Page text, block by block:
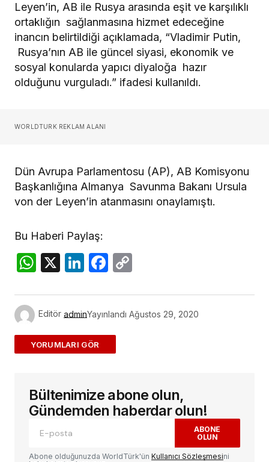
Leyen’in, AB ile Rusya arasında eşit ve karşılıklı
ortaklığın sağlanmasına hizmet edeceğine
inancın belirtildiği açıklamada, “Vladimir Putin,
Rusya’nın AB ile güncel siyasi, ekonomik ve
sosyal konularda yapıcı diyaloğa hazır
olduğunu vurguladı.” ifadesi kullanıldı.
WORLDTURK REKLAM ALANI
Dün Avrupa Parlamentosu (AP), AB Komisyonu
Başkanlığına Almanya Savunma Bakanı Ursula
von der Leyen’in atanmasını onaylamıştı.
Bu Haberi Paylaş:
WhatsApp
X LinkedIn
Facebook
Editör adminYayınlandı Ağustos 29, 2020
ADD A COMMENT
E-posta adresiniz yayınlanmayacak.
alanlar*ile işaretlenmişlerdir
Yorum
Bültenimize abone olun,
Gündemden haberdar olun!
ABONE
OLUN
Abone olduğunuzda WorldTürk'ün Kullanıcı Sözleşmesini